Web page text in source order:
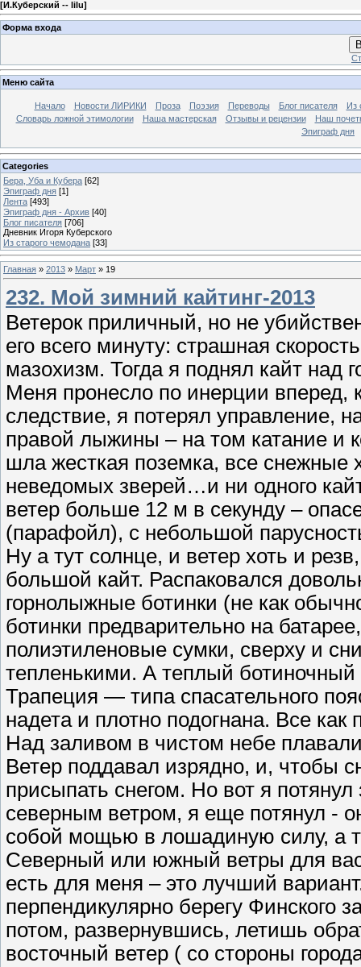
[И.Куберский -- lilu]
Форма входа
Меню сайта
Начало Новости ЛИРИКИ Проза Поэзия Переводы Блог писателя
Из
Словарь ложной этимологии
Наша мастерская Отзывы и рецензии
Наш
Эпиграф дня
Categories
Бера, Уба и Кубера [62]
Эпиграф дня [1]
Лента [493]
Эпиграф дня - Архив [40]
Блог писателя [706]
Дневник Игоря Куберского
Из старого чемодана [33]
Главная » 2013 » Март » 19
232. Мой зимний кайтинг-2013
Ветерок приличный, но не
его всего минуту: страшная
мазохизм. Тогда я поднял кайт над
Меня пронесло по инерции вперед,
следствие, я потерял управление,
правой лыжины – на том катание и
шла жесткая поземка, все снежные
неведомых зверей…и ни одного
ветер больше 12 м в секунду –
(парафойл), с небольшой
Ну а тут солнце, и ветер хоть и
большой кайт. Распаковался
горнолыжные ботинки (не как
ботинки предварительно на
полиэтиленовые сумки, сверху и
тепленькими. А теплый ботиночный
Трапеция — типа спасательного
надета и плотно подогнана. Все как
Над заливом в чистом небе
Ветер поддавал изрядно, и, чтобы
присыпать снегом. Но вот я
северным ветром, я еще потянул -
собой мощью в лошадиную силу, а
Северный или южный ветры для
есть для меня – это лучший
перпендикулярно берегу Финского
потом, развернувшись, летишь
восточный ветер ( со стороны